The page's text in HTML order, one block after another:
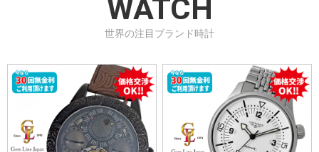
WATCH
世界の注目ブランド時計